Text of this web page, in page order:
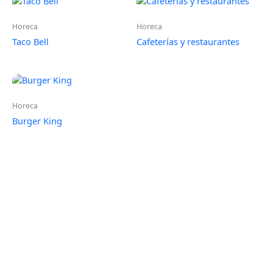
Horeca
Taco Bell
Horeca
Cafeterías y restaurantes
Horeca
Burger King